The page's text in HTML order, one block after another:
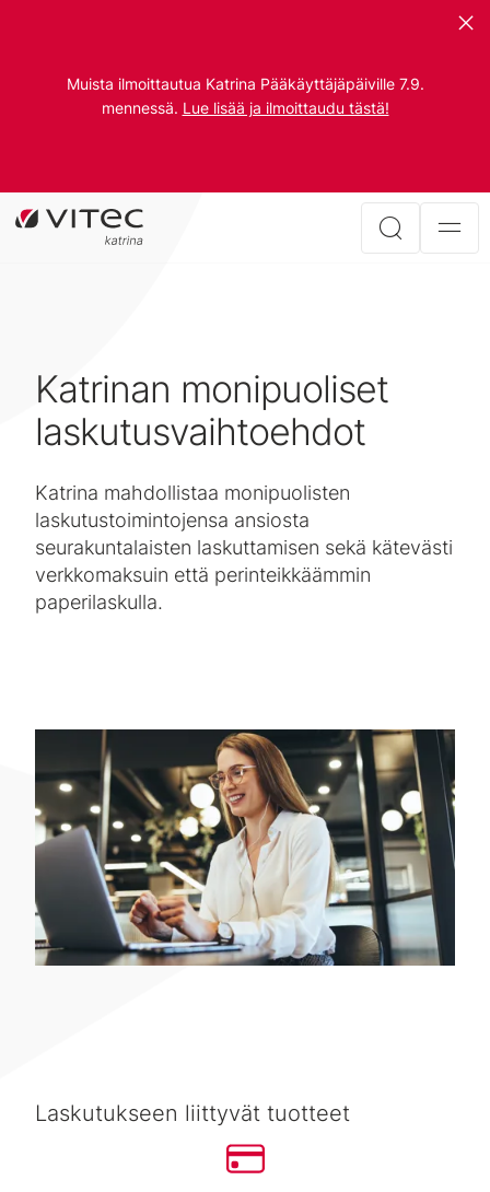
Muista ilmoittautua Katrina Pääkäyttäjäpäiville 7.9.
mennessä. Lue lisää ja ilmoittaudu tästä!
Katrinan monipuoliset
laskutusvaihtoehdot
Katrina mahdollistaa monipuolisten
laskutustoimintojensa ansiosta
seurakuntalaisten laskuttamisen sekä kätevästi
verkkomaksuin että perinteikkäämmin
paperilaskulla.
Laskutukseen liittyvät tuotteet